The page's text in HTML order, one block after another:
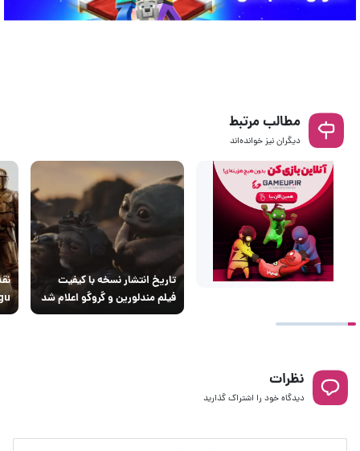
مطالب مرتبط
دیگران نیز خوانده‌اند
تاریخ انتشار نسخه با کیفیت
فیلم مندلورین و گروگو اعلام شد
نظرات
دیدگاه خود را اشتراک گذارید